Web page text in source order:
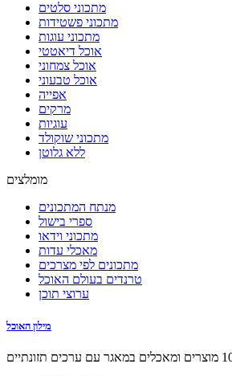
מתכוני סלטים
מתכוני פשטידות
מתכוני עוגות
אוכל דיאטטי
אוכל צמחוני
אוכל טבעוני
אפייה
מרקים
עוגיות
מתכוני שוקולד
ללא גלוטן
מומלצים
מנתח המתכונים
ספרי בישול
מתכוני וידאו
מאכלי עדות
מתכונים לפי מצרכים
טרנדים בעולם האוכל
ערוצי תוכן
מילון האוכל